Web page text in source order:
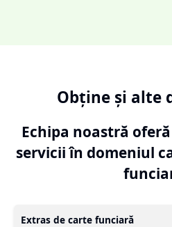
Obține și alte
Echipa noastră
servicii în domeniul
Extras de carte funciară